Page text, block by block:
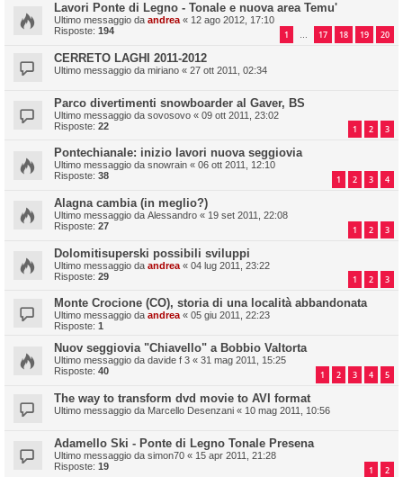
Lavori Ponte di Legno - Tonale e nuova area Temu'
Ultimo messaggio da andrea « 12 ago 2012, 17:10
Risposte: 194 1 … 17 18 19 20
CERRETO LAGHI 2011-2012
Ultimo messaggio da miriano « 27 ott 2011, 02:34
Parco divertimenti snowboarder al Gaver, BS
Ultimo messaggio da sovosovo « 09 ott 2011, 23:02
Risposte: 22 1 2 3
Pontechianale: inizio lavori nuova seggiovia
Ultimo messaggio da snowrain « 06 ott 2011, 12:10
Risposte: 38 1 2 3 4
Alagna cambia (in meglio?)
Ultimo messaggio da Alessandro « 19 set 2011, 22:08
Risposte: 27 1 2 3
Dolomitisuperski possibili sviluppi
Ultimo messaggio da andrea « 04 lug 2011, 23:22
Risposte: 29 1 2 3
Monte Crocione (CO), storia di una località abbandonata
Ultimo messaggio da andrea« 05 giu 2011, 22:23
Risposte: 1
Nuov seggiovia "Chiavello" a Bobbio Valtorta
Ultimo messaggio da davide f 3 « 31 mag 2011, 15:25
Risposte: 40 1 2 3 4 5
The way to transform dvd movie to AVI format
Ultimo messaggio da Marcello Desenzani « 10 mag 2011, 10:56
Adamello Ski - Ponte di Legno Tonale Presena
Ultimo messaggio da simon70 « 15 apr 2011, 21:28
Risposte: 19 1 2